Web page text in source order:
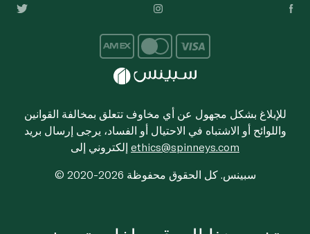
للإبلاغ بشكل مجهول عن أي مخاوف تتعلق بمخالفة القوانين
واللوائح أو الاشتباه في الاحتيال أو الفساد، يرجى إرسال بريد
ethics@spinneys.com
© 2020-2026 سبينس. كل الحقوق محفوظة